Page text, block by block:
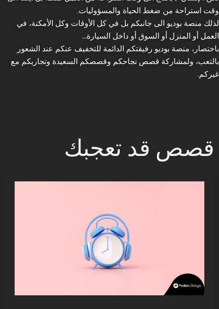
وقت استراحة من ضغط الحياة والمسؤوليات.
لذلك منصة بوديو الى جانبكم بل في كل الأوقات وكل الأمكنة، في
العمل أو المنزل أو السوق أو داخل السيارة…
باختصار، منصة بوديو رفيقتكم الدائمة للتخفيف عنكم عند الشعور
بالتعب، ولمشاركة قصص نجاحكم وقصصكم السعيدة وتجاربكم مع
غيركم.
قصص قد تعجبك